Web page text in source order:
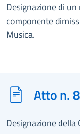
Designazione di
componente
Musica.
Atto n.
Designazione